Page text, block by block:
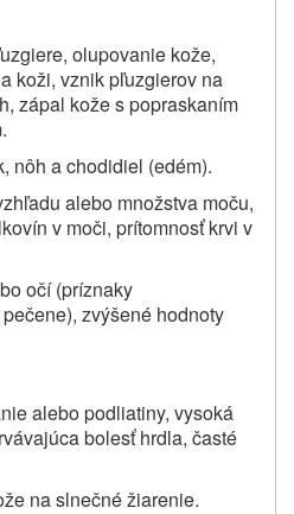
olupovanie kože,
koži, vznik pľuzgierov na
zápal kože s popraskaním
nôh a chodidiel (edém).
alebo množstva moču,
v moči, prítomnosť krvi v
očí (príznaky
zvýšené hodnoty
alebo podliatiny, vysoká
bolesť hrdla, časté
na slnečné žiarenie.